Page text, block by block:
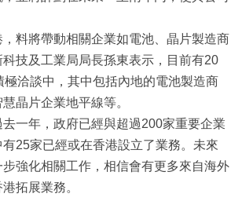
料將帶動相關企業如電池、晶片製造商
技及工業局局長孫東表示，目前有20
極洽談中，其中包括內地的電池製造商
晶片企業地平線等。
一年，政府已經與超過200家重要企業
25家已經或在香港設立了業務。未來
強化相關工作，相信會有更多來自海外
拓展業務。